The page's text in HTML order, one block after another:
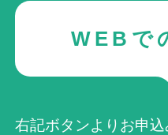
WEBで
右記ボタンよりお申